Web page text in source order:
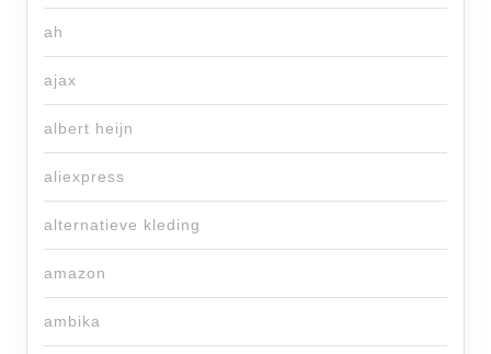
ah
ajax
albert heijn
aliexpress
alternatieve kleding
amazon
ambika